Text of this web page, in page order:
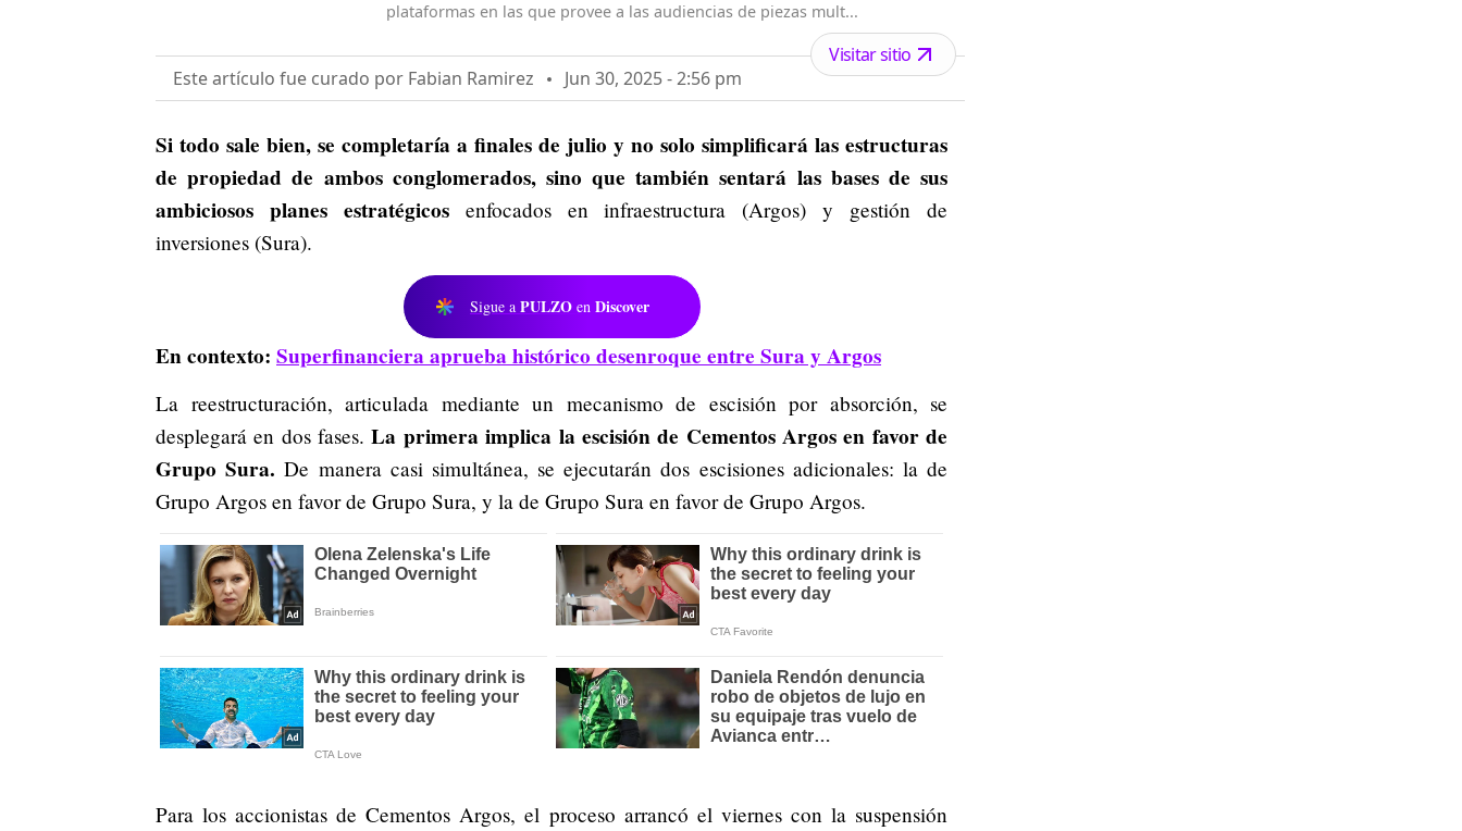
plataformas en las que provee a las audiencias de piezas mult...
Este artículo fue curado por Fabian Ramirez Jun 30, 2025 - 2:56 pm
Visitar sitio
Si todo sale bien, se completaría a finales de julio y no solo simplificará las estructuras
de propiedad de ambos conglomerados, sino que también sentará las bases de sus
ambiciosos planes estratégicosenfocados en infraestructura (Argos) y gestión de
inversiones (Sura).
Sigue a PULZO en Discover
En contexto: Superfinanciera aprueba histórico desenroque entre Sura y Argos
La reestructuración, articulada mediante un mecanismo de escisión por absorción, se
desplegará en dos fases.La primera implica la escisión de Cementos Argos en favor de
Grupo Sura. De manera casi simultánea, se ejecutarán dos escisiones adicionales: la de
Grupo Argos en favor de Grupo Sura, y la de Grupo Sura en favor de Grupo Argos.
Para los accionistas de Cementos Argos, el proceso arrancó el viernes con la suspensión